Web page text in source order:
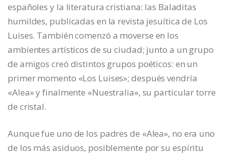
españoles y la literatura cristiana: las Baladitas
humildes, publicadas en la revista jesuítica de Los
Luises. También comenzó a moverse en los
ambientes artísticos de su ciudad; junto a un grupo
de amigos creó distintos grupos poéticos: en un
primer momento «Los Luises»; después vendría
«Alea» y finalmente «Nuestralia», su particular torre
de cristal.
Aunque fue uno de los padres de «Alea», no era uno
de los más asiduos, posiblemente por su espíritu